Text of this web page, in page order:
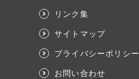
リンク集
サイトマップ
プライバシーポリシー
お問い合わせ